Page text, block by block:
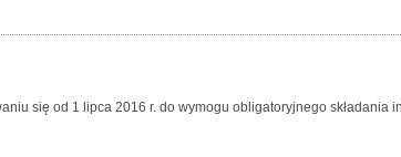
się od 1 lipca 2016 r. do wymogu obligatoryjnego składania